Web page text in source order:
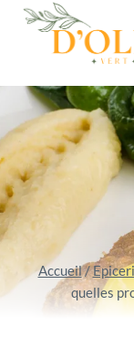
Aller
Accueil/
quelles